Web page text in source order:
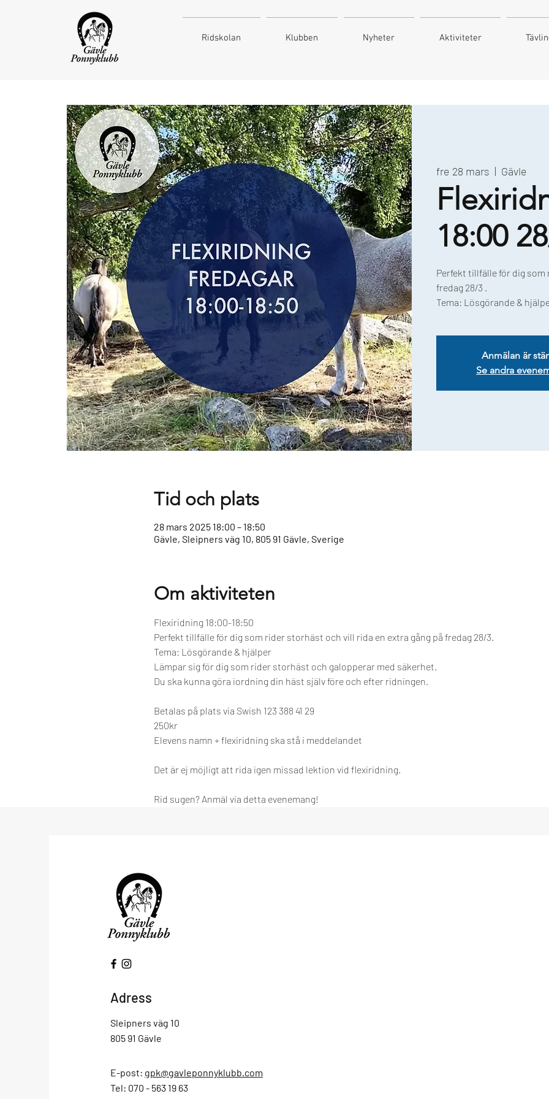
fre 28 mars
  |
Gävle
18:00
Perfekt tillfälle för dig som
fredag 28/3 .
Tema: Lösgörande &
Anmälan är
Se andra
Tid och plats
28 mars 2025 18:00 – 18:50
Gävle, Sleipners väg 10, 805 91 Gävle, Sverige
Om aktiviteten
Flexiridning 18:00-18:50
Perfekt tillfälle för dig som rider storhäst och vill rida en extra gång på fredag 28/3.
Tema: Lösgörande & hjälper
Lämpar sig för dig som rider storhäst och galopperar med säkerhet.
Du ska kunna göra iordning din häst själv före och efter ridningen.
Betalas på plats via Swish 123 388 41 29
250kr
Elevens namn + flexiridning ska stå i meddelandet
Det är ej möjligt att rida igen missad lektion vid flexiridning.
Rid sugen? Anmäl via detta evenemang!
Ridskolan Klubben Nyheter Aktiviteter
Adress
Sleipners väg 10
805 91 Gävle
E-post: gpk@gavleponnyklubb.com
Tel: 070 - 563 19 63